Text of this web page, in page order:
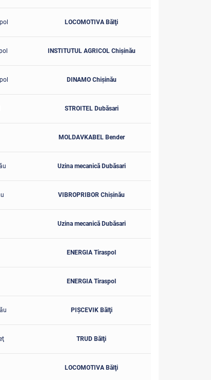
LOCOMOTIVA Bălţi
INSTITUTUL AGRICOL Chişinău
DINAMO Chişinău
STROITEL Dubăsari
MOLDAVKABEL Bender
Uzina mecanică Dubăsari
VIBROPRIBOR Chişinău
Uzina mecanică Dubăsari
ENERGIA Tiraspol
ENERGIA Tiraspol
PIŞCEVIK Bălţi
TRUD Bălţi
LOCOMOTIVA Bălţi